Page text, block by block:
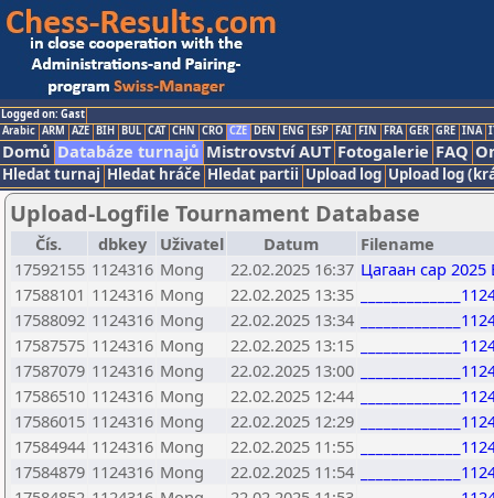
Logged on: Gast
Arabic ARM AZE BIH BUL CAT CHN CRO CZE DEN ENG ESP FAI FIN FRA GER GRE INA
Domů Databáze turnajů Mistrovství AUT Fotogalerie FAQ
Hledat turnaj Hledat hráče Hledat partii Upload log Upload log
Upload-Logfile Tournament Database
Čís. dbkey Uživatel Datum
Filename
17592155 1124316 Mong 22.02.2025 16:37 Цагаан сар
17588101 1124316 Mong 22.02.2025 13:35
17588092 1124316 Mong 22.02.2025 13:34
17587575 1124316 Mong 22.02.2025 13:15
17587079 1124316 Mong 22.02.2025 13:00
17586510 1124316 Mong 22.02.2025 12:44
17586015 1124316 Mong 22.02.2025 12:29
17584944 1124316 Mong 22.02.2025 11:55
17584879 1124316 Mong 22.02.2025 11:54